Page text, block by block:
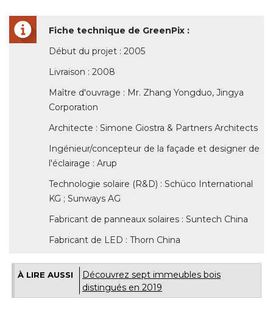
Fiche technique de GreenPix :
Début du projet : 2005
Livraison : 2008
Maître d'ouvrage : Mr. Zhang Yongduo, Jingya
Corporation
Architecte : Simone Giostra & Partners Architects
Ingénieur/concepteur de la façade et designer de
l'éclairage : Arup
Technologie solaire (R&D) : Schüco International
KG ; Sunways AG
Fabricant de panneaux solaires : Suntech China
Fabricant de LED : Thorn China
À LIRE AUSSI
Découvrez sept immeubles bois
distingués en 2019